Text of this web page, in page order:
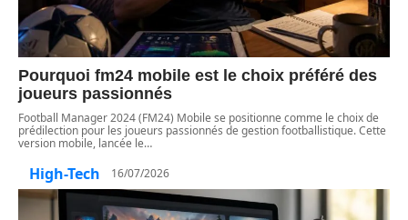
Pourquoi fm24 mobile est le choix préféré des
joueurs passionnés
Football Manager 2024 (FM24) Mobile se positionne comme le choix de
prédilection pour les joueurs passionnés de gestion footballistique. Cette
version mobile, lancée le…
High-Tech 16/07/2026